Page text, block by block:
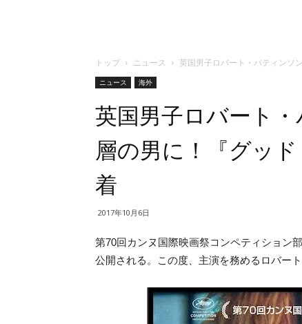
トップ ニュース 英国男子ロバート・パティンソ
ニュース 海外
英国男子ロバート
層の男に！『グッ
着
2017年10月6日
第70回カンヌ国際映画祭コンペティション
公開される。この度、主演を務めるロバー